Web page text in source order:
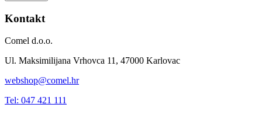
Kontakt
Comel d.o.o.
Ul. Maksimilijana Vrhovca 11, 47000 Karlovac
webshop@comel.hr
Tel: 047 421 111